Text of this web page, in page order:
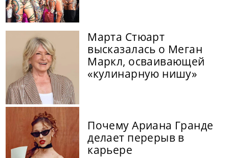
Марта Стюарт
высказалась о Меган
Маркл, осваивающей
«кулинарную нишу»
Почему Ариана Гранде
делает перерыв в
карьере